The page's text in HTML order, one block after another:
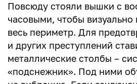
Повсюду стояли вышки с
часовыми, чтобы визуально
весь периметр. Для
и других преступлений
металлические столбы –
«подснежник». Под ними